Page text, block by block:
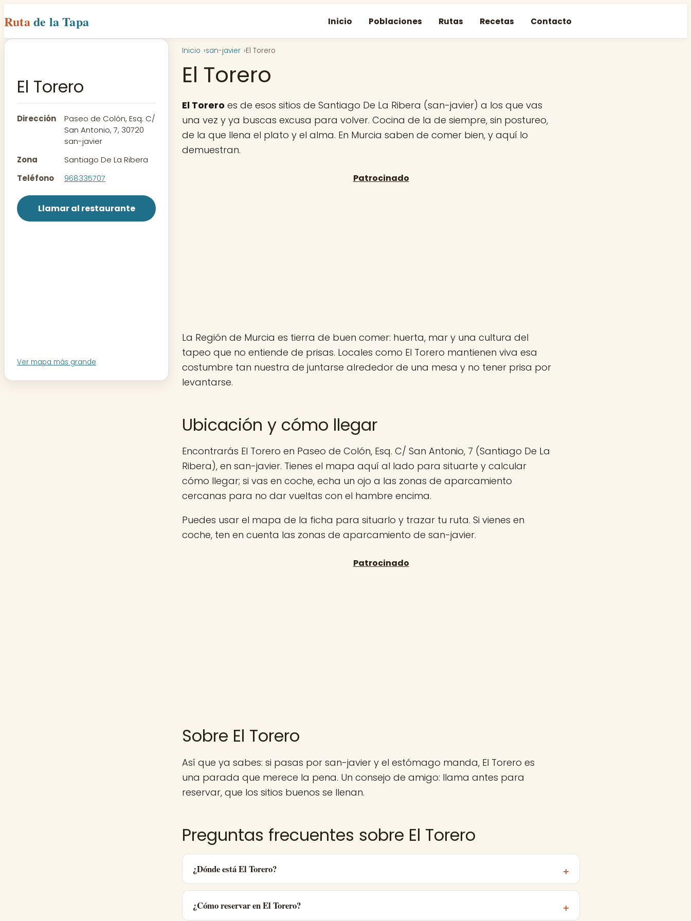
Rutade la Tapa Inicio Poblaciones Rutas Recetas Contacto
El Torero
Dirección
Paseo de Colón, Esq. C/
San Antonio, 7, 30720
san-javier
Zona
Santiago De La Ribera
Teléfono
968335707
Llamar al restaurante
Ver mapa más grande
Inicio san-javier El Torero
El Torero
El Torero es de esos sitios de Santiago De La Ribera (san-javier) a los que vas
una vez y ya buscas excusa para volver. Cocina de la de siempre, sin postureo,
de la que llena el plato y el alma. En Murcia saben de comer bien, y aquí lo
demuestran.
La Región de Murcia es tierra de buen comer: huerta, mar y una cultura del
tapeo que no entiende de prisas. Locales como El Torero mantienen viva esa
costumbre tan nuestra de juntarse alrededor de una mesa y no tener prisa por
levantarse.
Ubicación y cómo llegar
Encontrarás El Torero en Paseo de Colón, Esq. C/ San Antonio, 7 (Santiago De La
Ribera), en san-javier. Tienes el mapa aquí al lado para situarte y calcular
cómo llegar; si vas en coche, echa un ojo a las zonas de aparcamiento
cercanas para no dar vueltas con el hambre encima.
Puedes usar el mapa de la ficha para situarlo y trazar tu ruta. Si vienes en
coche, ten en cuenta las zonas de aparcamiento de san-javier.
Sobre El Torero
Así que ya sabes: si pasas por san-javier y el estómago manda, El Torero es
una parada que merece la pena. Un consejo de amigo: llama antes para
reservar, que los sitios buenos se llenan.
Preguntas frecuentes sobre El Torero
¿Dónde está El Torero?
¿Cómo reservar en El Torero?